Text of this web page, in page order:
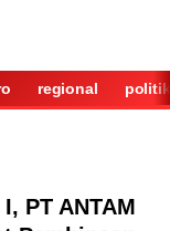
regional politik
PT ANTAM